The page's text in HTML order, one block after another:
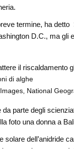
termine, ha
D.C., ma gli
di alghe
National
parte degli
foto una donna a
dell’anidride